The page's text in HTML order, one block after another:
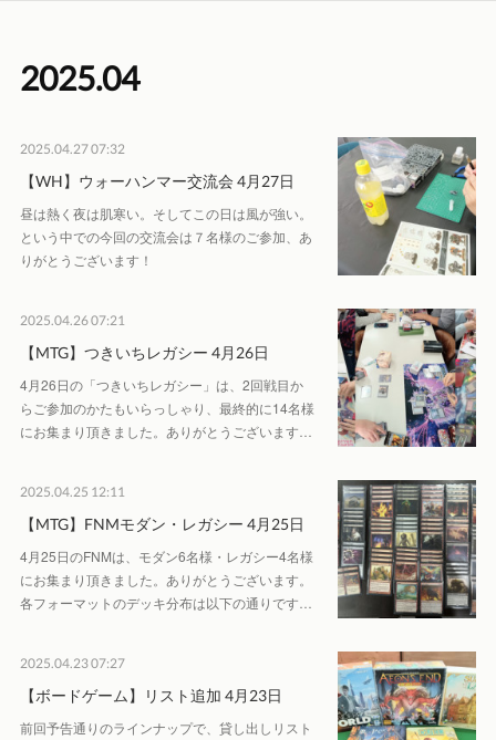
2025.04
2025.04.27 07:32
【WH】ウォーハンマー交流会 4月27日
昼は熱く夜は肌寒い。そしてこの日は風が強い。
という中での今回の交流会は７名様のご参加、あ
りがとうございます！
2025.04.26 07:21
【MTG】つきいちレガシー 4月26日
4月26日の「つきいちレガシー」は、2回戦目か
らご参加のかたもいらっしゃり、最終的に14名様
にお集まり頂きました。ありがとうございます…
2025.04.25 12:11
【MTG】FNMモダン・レガシー 4月25日
4月25日のFNMは、モダン6名様・レガシー4名様
にお集まり頂きました。ありがとうございます。
各フォーマットのデッキ分布は以下の通りです…
2025.04.23 07:27
【ボードゲーム】リスト追加 4月23日
前回予告通りのラインナップで、貸し出しリスト